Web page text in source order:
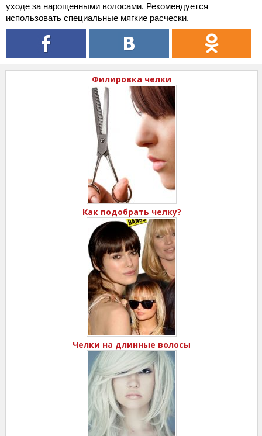
уходе за нарощенными волосами. Рекомендуется
использовать специальные мягкие расчески.
Филировка челки
Как подобрать челку?
Челки на длинные волосы